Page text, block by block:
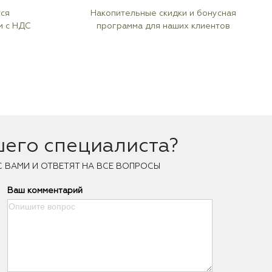
с НДС
Накопительные скидки и бонусная
программа для наших клиентов
специалиста?
ВАМИ И ОТВЕТЯТ НА ВСЕ ВОПРОСЫ
Ваш комментарий